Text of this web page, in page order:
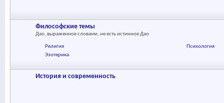
Философские темы
Дао, выраженное словами, не есть истинное Дао
Религия
Психология
Эзотерика
История и современность